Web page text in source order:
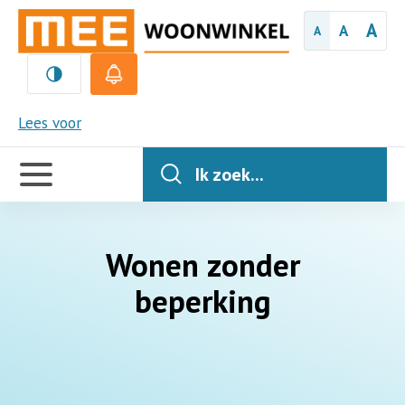
A A A
Lees voor
MEE
Handige
links
Ik zoek...
Wonen zonder
beperking